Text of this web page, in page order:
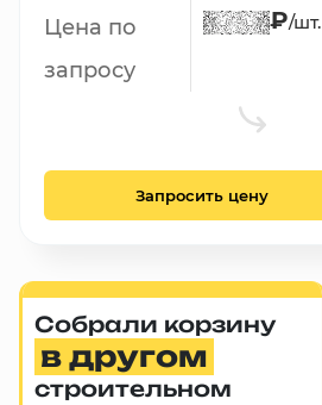
Цена по
запросу
₽/шт.
Запросить цену
Собрали корзину
в другом
строительном